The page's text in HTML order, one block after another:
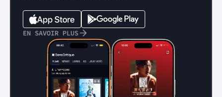
EN SAVOIR PLUS